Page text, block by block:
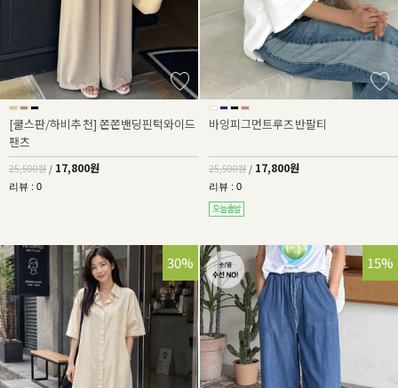
[쿨스판/하비추천] 쫀쫀밴딩핀턱와이드
팬츠
25,500원 / 17,800원
리뷰 : 0
바잉피그먼트루즈반팔티
25,500원 / 17,800원
리뷰 : 0
30% 32%
15%